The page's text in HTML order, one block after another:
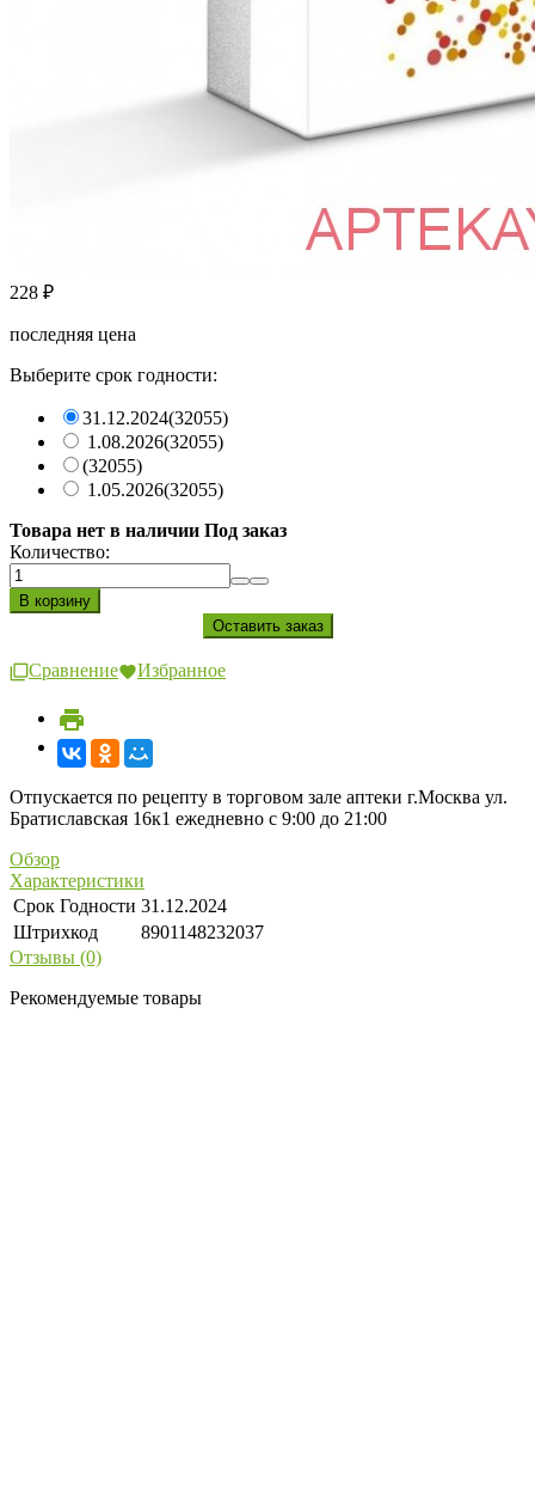
228 ₽
последняя цена
Выберите срок годности:
31.12.2024(32055)
1.08.2026(32055)
(32055)
1.05.2026(32055)
Товара нет в наличии Под заказ
Количество:
Сравнение Избранное
Отпускается по рецепту в торговом зале аптеки г.Москва ул.
Братиславская 16к1 ежедневно с 9:00 до 21:00
Обзор
Характеристики
Срок Годности 31.12.2024
Штрихкод
8901148232037
Отзывы (0)
Рекомендуемые товары